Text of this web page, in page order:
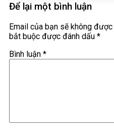
Để lại một bình luận
Email của bạn sẽ không
bắt buộc được đánh dấu *
Bình luận *